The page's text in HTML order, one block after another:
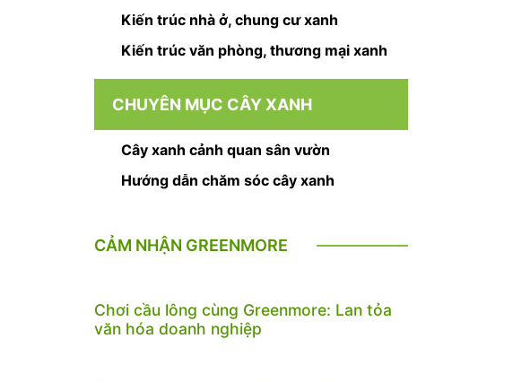
Kiến trúc nhà ở, chung cư xanh
Kiến trúc văn phòng, thương mại xanh
CHUYÊN MỤC CÂY XANH
Cây xanh cảnh quan sân vườn
Hướng dẫn chăm sóc cây xanh
CẢM NHẬN GREENMORE
Chơi cầu lông cùng Greenmore: Lan tỏa
văn hóa doanh nghiệp